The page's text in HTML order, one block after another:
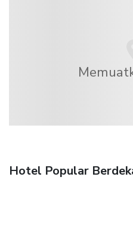
Hotel Popular